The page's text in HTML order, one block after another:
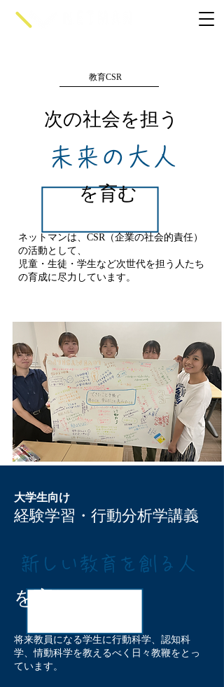
教育CSR
次の社会を担う
未来の大人
を育む
ネットマンは、CSR（企業の社会的責任）
の活動として、
児童・生徒・学生など次世代を担う人たち
の育成に尽力しています。
大学生向け
​経験学習・行動分析学講義
新しい教育を創る人
を育む
将来教員になる学生に行動科学、認知科
学、情動科学を教えるべく日々教鞭をとっ
ています。